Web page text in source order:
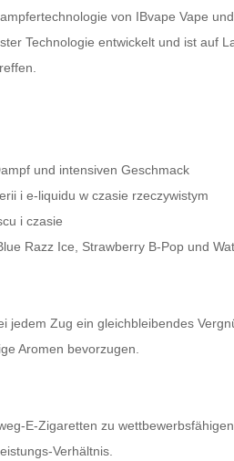
von IBvape Vape
Technologie entwickelt und ist auf
und intensiven Geschmack
i e-liquidu w czasie rzeczywistym
i czasie
Razz Ice, Strawberry B-Pop und
Zug ein gleichbleibendes
Aromen bevorzugen.
E-Zigaretten zu
Verhältnis.